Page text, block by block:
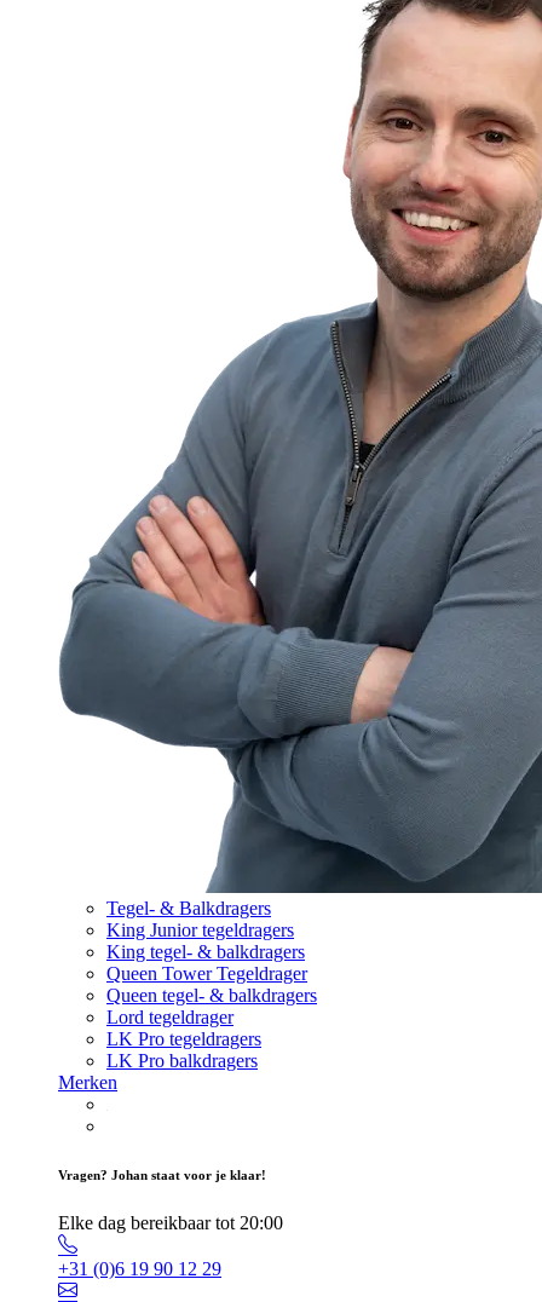
Tegel- & Balkdragers
King Junior tegeldragers
King tegel- & balkdragers
Queen Tower Tegeldrager
Queen tegel- & balkdragers
Lord tegeldrager
LK Pro tegeldragers
LK Pro balkdragers
Merken
Vragen? Johan staat voor je klaar!
Elke dag bereikbaar tot 20:00
+31 (0)6 19 90 12 29